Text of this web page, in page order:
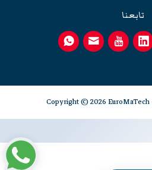
تابعنا
Copyright © 2026